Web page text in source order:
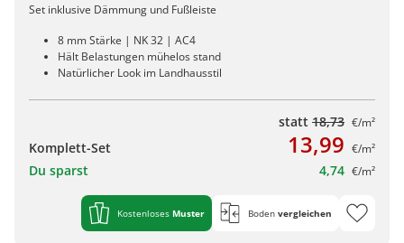
Set inklusive Dämmung und Fußleiste
8 mm Stärke | NK 32 | AC4
Hält Belastungen mühelos stand
Natürlicher Look im Landhausstil
statt 18,73 €/m²
Komplett-Set 13,99 €/m²
Du sparst 4,74 €/m²
Kostenloses Muster Boden vergleichen